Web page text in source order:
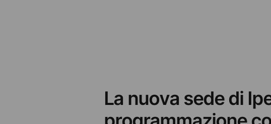
La nuova sede di